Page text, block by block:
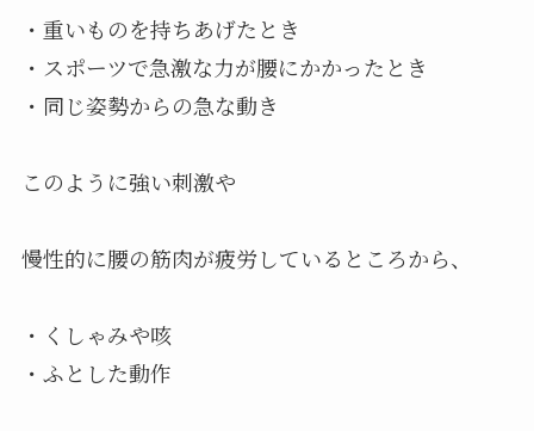
・重いものを持ちあげたとき
・スポーツで急激な力が腰にかかったとき
・同じ姿勢からの急な動き
このように強い刺激や
慢性的に腰の筋肉が疲労しているところから、
・くしゃみや咳
・ふとした動作